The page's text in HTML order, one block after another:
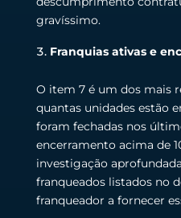
gravíssimo.
Franquias ativas e
O item 7 é um dos mais
quantas unidades estão
foram fechadas nos
encerramento acima de
investigação
franqueados listados no
franqueador a fornecer